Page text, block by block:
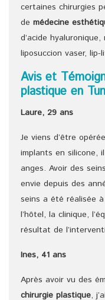
certaines chirurgies
de médecine
d’acide
liposuccion vaser,
Avis et
plastique en
Laure, 29 ans
Je viens d’être
implants en silicone,
anges. Avoir des
envie depuis des
seins a été réalisée
l’hôtel, la clinique,
résultat de
Ines, 41 ans
Après avoir vu des
chirurgie plastique,